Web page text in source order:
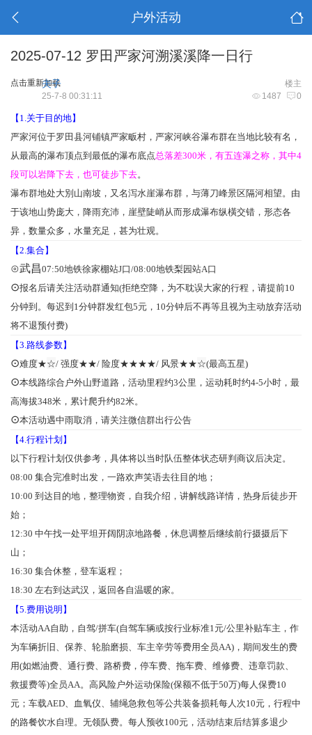
户外活动
2025-07-12 罗田严家河溯溪溪降一日行
点击重新加载 楼主
夫子
1487 0
25-7-8 00:31:11
【1.关于目的地】
严家河位于罗田县河铺镇严家畈村，严家河峡谷瀑布群在当地比较有名，
从最高的瀑布顶点到最低的瀑布底点总落差300米， 有五连瀑之称， 其中4
段可以岩降下去，也可徒步下去。
瀑布群地处大別山南坡，又名泻水崖瀑布群，与薄刀峰景区隔河相望。由
于该地山势庞大，降雨充沛，崖壁陡峭从而形成瀑布纵橫交错，形态各
异，数量众多，水量充足，甚为壮观。
【2.集合】
⊙武昌07:50地铁徐家棚站J口/08:00地铁梨园站A口
⊙报名后请关注活动群通知(拒绝空降，为不耽误大家的行程，请提前10
分钟到。每迟到1分钟群发红包5元，10分钟后不再等且视为主动放弃活动
将不退预付费)
【3.路线参数】
⊙难度★☆/ 强度★★/ 险度★★★★/ 风景★★☆(最高五星)
⊙本线路综合户外山野道路，活动里程约3公里，运动耗时约4-5小时，最
高海拔348米，累计爬升约82米。
⊙本活动遇中雨取消，请关注微信群出行公告
【4.行程计划】
以下行程计划仅供参考，具体将以当时队伍整体状态研判商议后决定。
08:00 集合完准时出发，一路欢声笑语去往目的地；
10:00 到达目的地，整理物资，自我介绍，讲解线路详情，热身后徒步开
始；
12:30 中午找一处平坦开阔阴凉地路餐，休息调整后继续前行摄摄后下
山；
16:30 集合休整，登车返程；
18:30 左右到达武汉，返回各自温暖的家。
【5.费用说明】
本活动AA自助，自驾/拼车(自驾车辆或按行业标准1元/公里补贴车主，作
为车辆折旧、保养、轮胎磨损、车主辛劳等费用全员AA)，期间发生的费
用(如燃油费、通行费、路桥费，停车费、拖车费、维修费、违章罚款、
救援费等)全员AA。高风险户外运动保险(保额不低于50万)每人保费10
元； 车载AED、 血氧仪、 辅绳急救包等公共装备损耗每人次10元，行程中
的路餐饮水自理。无领队费。每人预收100元，活动结束后结算多退少